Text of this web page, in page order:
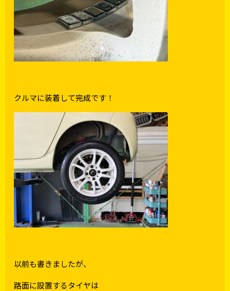
クルマに装着して完成です！
以前も書きましたが、
路面に設置するタイヤは